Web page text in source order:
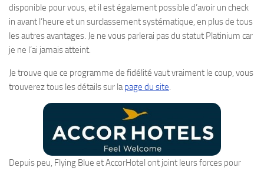
disponible pour vous, et il est également possible d’avoir un check
in avant l’heure et un surclassement systématique, en plus de tous
les autres avantages. Je ne vous parlerai pas du statut Platinium car
je ne l’ai jamais atteint.
Je trouve que ce programme de fidélité vaut vraiment le coup, vous
trouverez tous les détails sur lapage du site.
Depuis peu, Flying Blue et AccorHotel ont joint leurs forces pour